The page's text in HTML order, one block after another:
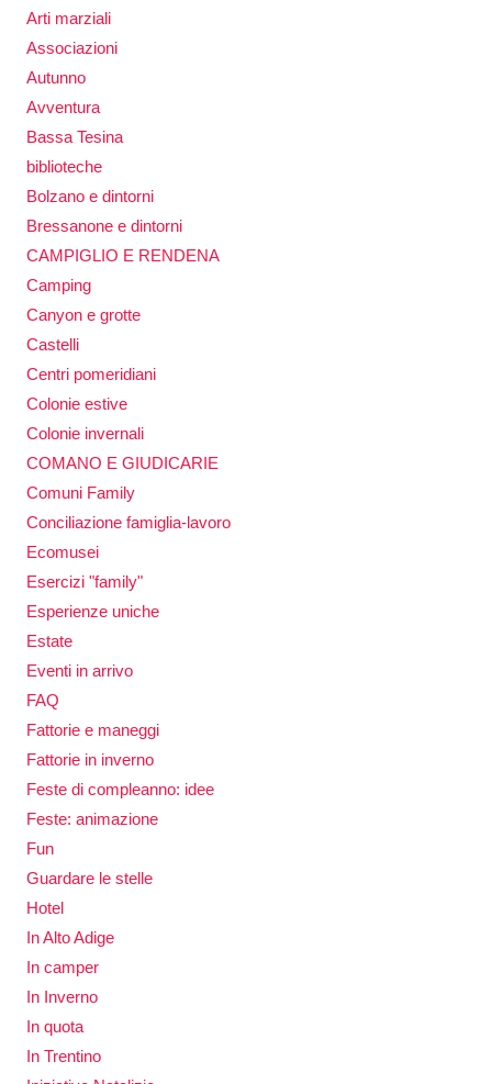
Arti marziali
Associazioni
Autunno
Avventura
Bassa Tesina
biblioteche
Bolzano e dintorni
Bressanone e dintorni
CAMPIGLIO E RENDENA
Camping
Canyon e grotte
Castelli
Centri pomeridiani
Colonie estive
Colonie invernali
COMANO E GIUDICARIE
Comuni Family
Conciliazione famiglia-lavoro
Ecomusei
Esercizi "family"
Esperienze uniche
Estate
Eventi in arrivo
FAQ
Fattorie e maneggi
Fattorie in inverno
Feste di compleanno: idee
Feste: animazione
Fun
Guardare le stelle
Hotel
In Alto Adige
In camper
In Inverno
In quota
In Trentino